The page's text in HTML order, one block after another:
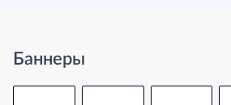
Баннеры